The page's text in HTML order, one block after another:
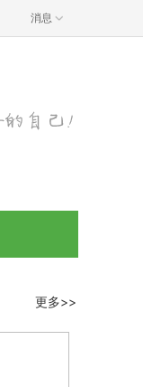
消息
更多>>